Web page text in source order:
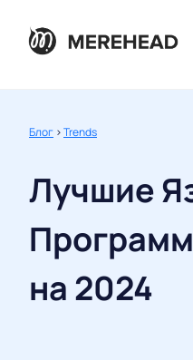
Блог >Trends
Лучшие
на 2024